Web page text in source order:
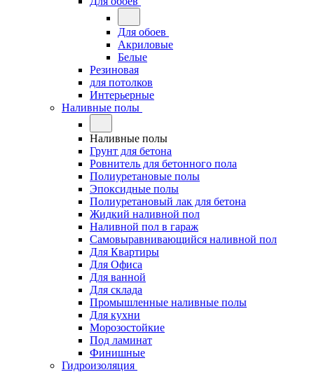
Для обоев
Акриловые
Белые
Резиновая
для потолков
Интерьерные
Наливные полы
Наливные полы
Грунт для бетона
Ровнитель для бетонного пола
Полиуретановые полы
Эпоксидные полы
Полиуретановый лак для бетона
Жидкий наливной пол
Наливной пол в гараж
Самовыравнивающийся наливной пол
Для Квартиры
Для Офиса
Для ванной
Для склада
Промышленные наливные полы
Для кухни
Морозостойкие
Под ламинат
Финишные
Гидроизоляция